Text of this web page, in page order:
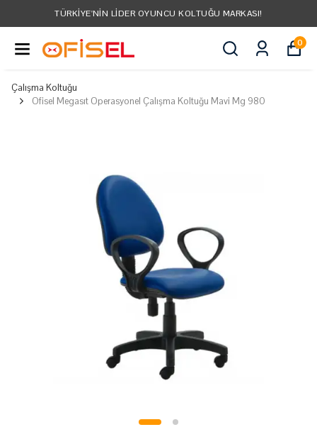
TÜRKIYE'NIN LIDER OYUNCU KOLTUĞU MARKASI!
0
Çalışma Koltuğu
Ofisel Megasıt Operasyonel Çalışma Koltuğu Mavi Mg 980